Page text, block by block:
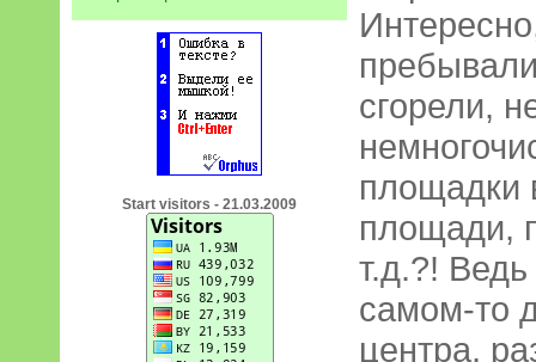
Start visitors - 21.03.2009
сгорели,
площадки
площади,
т.д.?!
самом-то
центра,